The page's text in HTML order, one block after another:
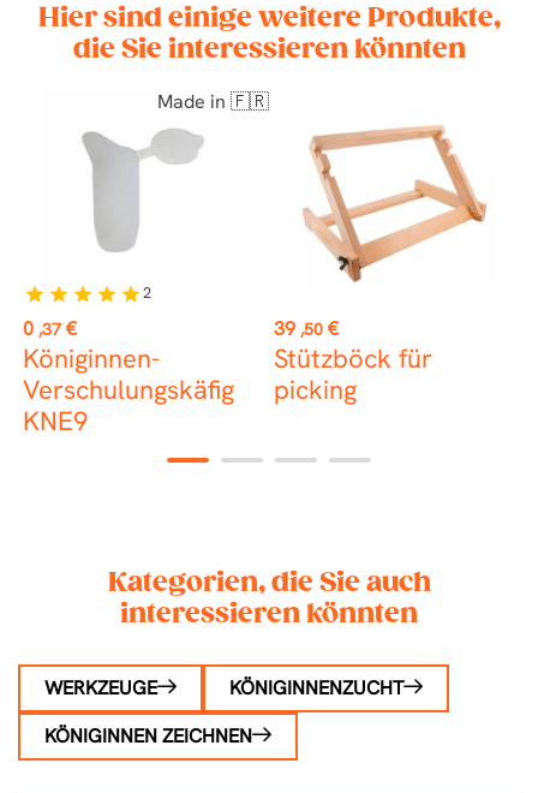
Hier sind einige weitere Produkte,
die Sie interessieren könnten
Made in 🇫🇷
Preis
0 ,37 €
Königinnen-
Verschulungskäfig
KNE9
star star star star star2
Preis
39 ,50 €
Stützböck für
picking
1 2 3 4
Kategorien, die Sie auch
interessieren könnten
WERKZEUGE
KÖNIGINNENZUCHT
KÖNIGINNEN ZEICHNEN